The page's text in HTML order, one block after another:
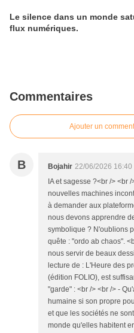
Le silence dans un monde
flux numériques.
Commentaires
Ajouter un
B Bojahir 22/06/2026 16:40
IA et sagesse ?<br /> <br
nouvelles machines
à demander aux
nous devons apprendre
symbolique ? N'oublions
quête : "ordo ab chaos".
nous servir de beaux
lecture de : L'Heure des
(édition FOLIO), est
"garde" : <br /> <br /> -
humaine si son propre
et que les sociétés ne
monde qu'elles habitent